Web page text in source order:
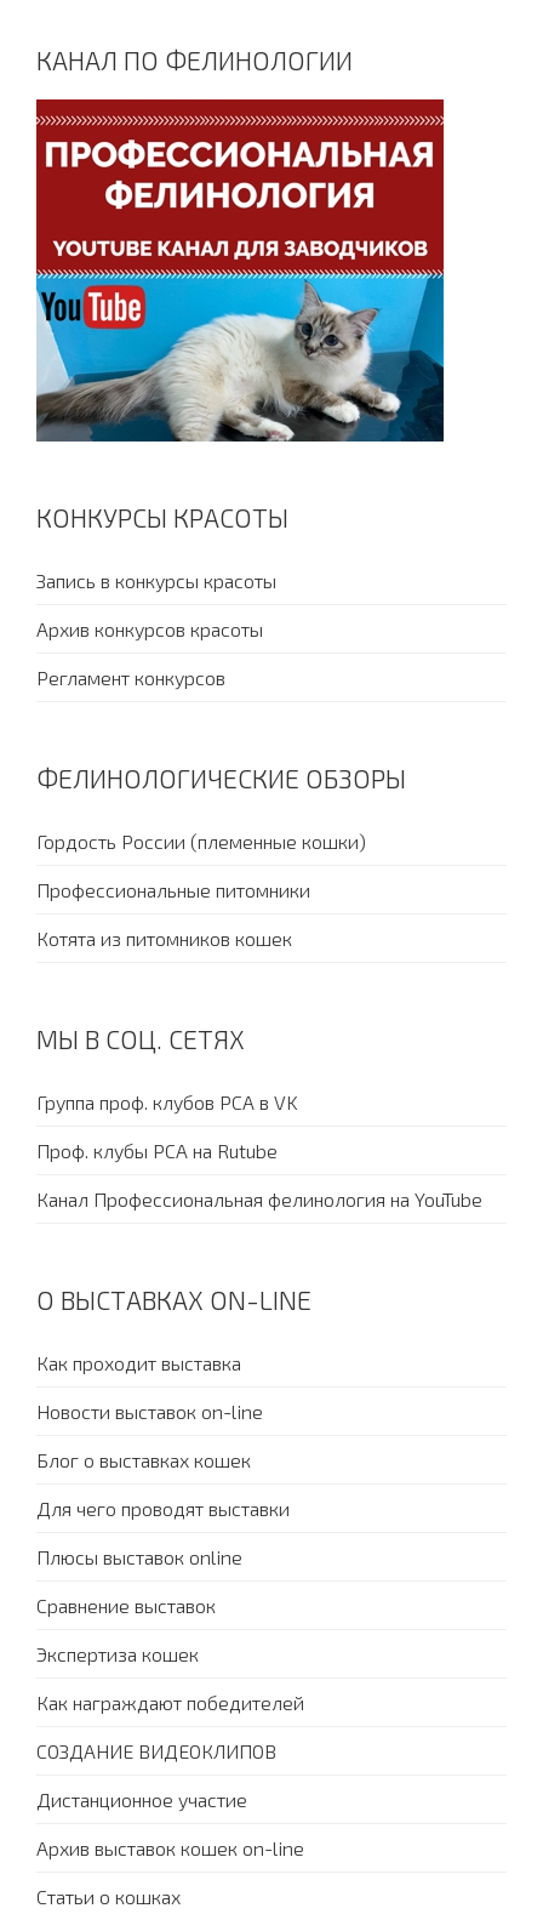
КАНАЛ ПО ФЕЛИНОЛОГИИ
КОНКУРСЫ КРАСОТЫ
Запись в конкурсы красоты
Архив конкурсов красоты
Регламент конкурсов
ФЕЛИНОЛОГИЧЕСКИЕ ОБЗОРЫ
Гордость России (племенные кошки)
Профессиональные питомники
Котята из питомников кошек
МЫ В СОЦ. СЕТЯХ
Группа проф. клубов PCA в VK
Проф. клубы PCA на Rutube
Канал Профессиональная фелинология на YouTube
О ВЫСТАВКАХ ON-LINE
Как проходит выставка
Новости выставок on-line
Блог о выставках кошек
Для чего проводят выставки
Плюсы выставок online
Сравнение выставок
Экспертиза кошек
Как награждают победителей
СОЗДАНИЕ ВИДЕОКЛИПОВ
Дистанционное участие
Архив выставок кошек on-line
Статьи о кошках